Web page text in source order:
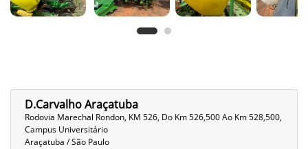
D.Carvalho Araçatuba
Rodovia Marechal Rondon, KM 526, Do Km 526,500 Ao Km 528,500,
Campus Universitário
Araçatuba / São Paulo